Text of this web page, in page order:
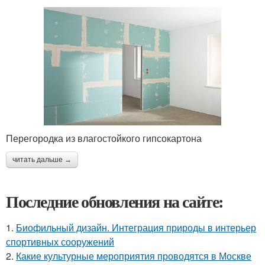
Перегородка из влагостойкого гипсокартона
читать дальше →
Последние обновления на сайте:
1. Биофильный дизайн. Интеграция природы в интерьер
спортивных сооружений
2. Какие культурные мероприятия проводятся в Москве